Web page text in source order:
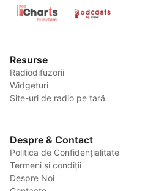
Resurse
Radiodifuzorii
Widgeturi
Site-uri de radio pe țară
Despre & Contact
Politica de Confidențialitate
Termeni și condiții
Despre Noi